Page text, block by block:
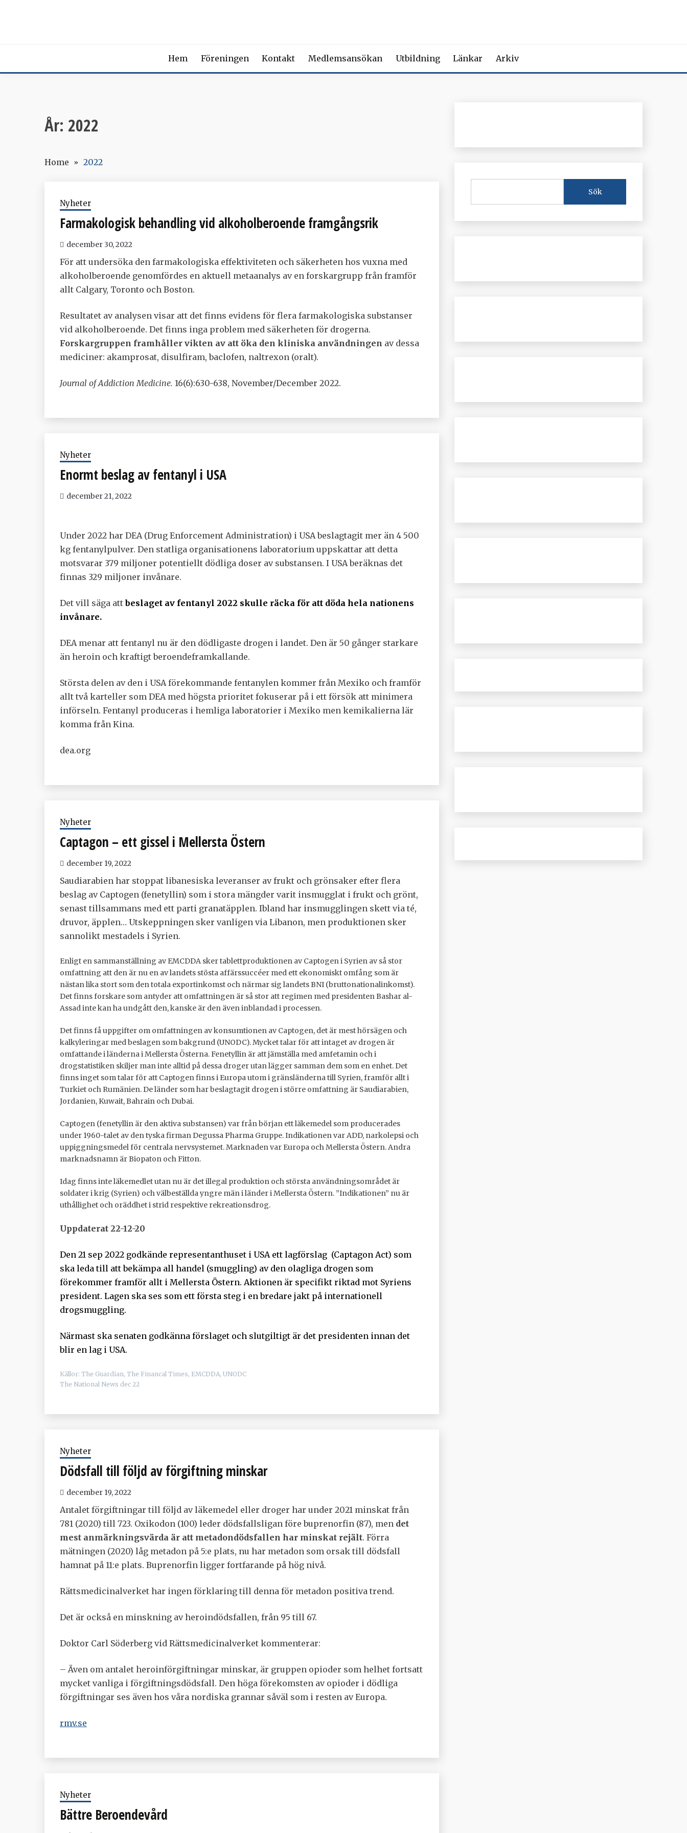
Hem Föreningen Kontakt Medlemsansökan Utbildning Länkar Arkiv
År: 2022
Home 2022
Nyheter
Farmakologisk behandling vid alkoholberoende framgångsrik
december 30, 2022
För att undersöka den farmakologiska effektiviteten och säkerheten hos vuxna med
alkoholberoende genomfördes en aktuell metaanalys av en forskargrupp från framför
allt Calgary, Toronto och Boston.
Resultatet av analysen visar att det finns evidens för flera farmakologiska substanser
vid alkoholberoende. Det finns inga problem med säkerheten för drogerna.
Forskargruppen framhåller vikten av att öka den kliniska användningen av dessa
mediciner: akamprosat, disulfiram, baclofen, naltrexon (oralt).
Journal of Addiction Medicine. 16(6):630-638, November/December 2022.
Nyheter
Enormt beslag av fentanyl i USA
december 21, 2022
Under 2022 har DEA (Drug Enforcement Administration) i USA beslagtagit mer än 4 500
kg fentanylpulver. Den statliga organisationens laboratorium uppskattar att detta
motsvarar 379 miljoner potentiellt dödliga doser av substansen. I USA beräknas det
finnas 329 miljoner invånare.
Det vill säga att beslaget av fentanyl 2022 skulle räcka för att döda hela nationens
invånare.
DEA menar att fentanyl nu är den dödligaste drogen i landet. Den är 50 gånger starkare
än heroin och kraftigt beroendeframkallande.
Största delen av den i USA förekommande fentanylen kommer från Mexiko och framför
allt två karteller som DEA med högsta prioritet fokuserar på i ett försök att minimera
införseln. Fentanyl produceras i hemliga laboratorier i Mexiko men kemikalierna lär
komma från Kina.
dea.org
Nyheter
Captagon – ett gissel i Mellersta Östern
december 19, 2022
Saudiarabien har stoppat libanesiska leveranser av frukt och grönsaker efter flera
beslag av Captogen (fenetyllin) som i stora mängder varit insmugglat i frukt och grönt,
senast tillsammans med ett parti granatäpplen. Ibland har insmugglingen skett via té,
druvor, äpplen… Utskeppningen sker vanligen via Libanon, men produktionen sker
sannolikt mestadels i Syrien.
Enligt en sammanställning av EMCDDA sker tablettproduktionen av Captogen i Syrien av så stor
omfattning att den är nu en av landets stösta affärssuccéer med ett ekonomiskt omfång som är
nästan lika stort som den totala exportinkomst och närmar sig landets BNI (bruttonationalinkomst).
Det finns forskare som antyder att omfattningen är så stor att regimen med presidenten Bashar al-
Assad inte kan ha undgått den, kanske är den även inblandad i processen.
Det finns få uppgifter om omfattningen av konsumtionen av Captogen, det är mest hörsägen och
kalkyleringar med beslagen som bakgrund (UNODC). Mycket talar för att intaget av drogen är
omfattande i länderna i Mellersta Österna. Fenetyllin är att jämställa med amfetamin och i
drogstatistiken skiljer man inte alltid på dessa droger utan lägger samman dem som en enhet. Det
finns inget som talar för att Captogen finns i Europa utom i gränsländerna till Syrien, framför allt i
Turkiet och Rumänien. De länder som har beslagtagit drogen i större omfattning är Saudiarabien,
Jordanien, Kuwait, Bahrain och Dubai.
Captogen (fenetyllin är den aktiva substansen) var från början ett läkemedel som producerades
under 1960-talet av den tyska firman Degussa Pharma Gruppe. Indikationen var ADD, narkolepsi och
uppiggningsmedel för centrala nervsystemet. Marknaden var Europa och Mellersta Östern. Andra
marknadsnamn är Biopaton och Fitton.
Idag finns inte läkemedlet utan nu är det illegal produktion och största användningsområdet är
soldater i krig (Syrien) och välbeställda yngre män i länder i Mellersta Östern. ”Indikationen” nu är
uthållighet och oräddhet i strid respektive rekreationsdrog.
Uppdaterat 22-12-20
Den 21 sep 2022 godkände representanthuset i USA ett lagförslag (Captagon Act) som
ska leda till att bekämpa all handel (smuggling) av den olagliga drogen som
förekommer framför allt i Mellersta Östern. Aktionen är specifikt riktad mot Syriens
president. Lagen ska ses som ett första steg i en bredare jakt på internationell
drogsmuggling.
Närmast ska senaten godkänna förslaget och slutgiltigt är det presidenten innan det
blir en lag i USA.
Källor: The Guardian, The Financal Times, EMCDDA, UNODC
The National News dec 22
Nyheter
Dödsfall till följd av förgiftning minskar
december 19, 2022
Antalet förgiftningar till följd av läkemedel eller droger har under 2021 minskat från
781 (2020) till 723. Oxikodon (100) leder dödsfallsligan före buprenorfin (87), men det
mest anmärkningsvärda är att metadondödsfallen har minskat rejält. Förra
mätningen (2020) låg metadon på 5:e plats, nu har metadon som orsak till dödsfall
hamnat på 11:e plats. Buprenorfin ligger fortfarande på hög nivå.
Rättsmedicinalverket har ingen förklaring till denna för metadon positiva trend.
Det är också en minskning av heroindödsfallen, från 95 till 67.
Doktor Carl Söderberg vid Rättsmedicinalverket kommenterar:
– Även om antalet heroinförgiftningar minskar, är gruppen opioder som helhet fortsatt
mycket vanliga i förgiftningsdödsfall. Den höga förekomsten av opioder i dödliga
förgiftningar ses även hos våra nordiska grannar såväl som i resten av Europa.
rmv.se
Nyheter
Bättre Beroendevård
Sök